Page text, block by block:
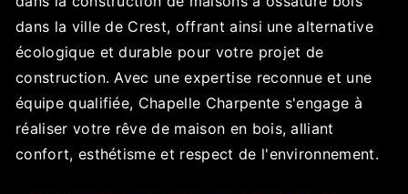
dans la ville de Crest, offrant ainsi une alternative
écologique et durable pour votre projet de
construction. Avec une expertise reconnue et une
équipe qualifiée, Chapelle Charpente s'engage à
réaliser votre rêve de maison en bois, alliant
confort, esthétisme et respect de l'environnement.